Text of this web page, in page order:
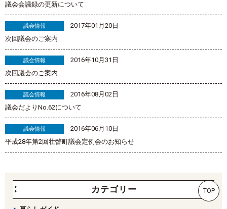
議会会議録の更新について
議会情報
2017年01月20日
次回議会のご案内
議会情報
2016年10月31日
次回議会のご案内
議会情報
2016年08月02日
議会だよりNo.62について
議会情報
2016年06月10日
平成28年第2回壮瞥町議会定例会のお知らせ
カテゴリー TOP